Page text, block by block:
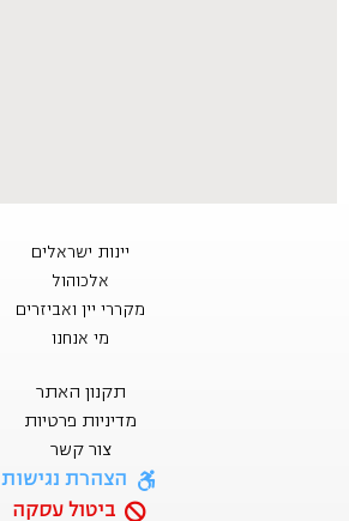
יינות ישראלים
אלכוהול
מקררי יין ואביזרים
מי אנחנו
תקנון האתר
מדיניות פרטיות
צור קשר
הצהרת נגישות
ביטול עסקה